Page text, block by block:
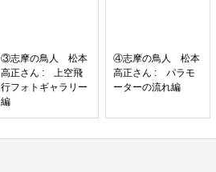
③志摩の鳥人 松本
高正さん : 上空飛
行フォトギャラリー
編
④志摩の鳥人 松本
高正さん : パラモ
ーターの流れ編